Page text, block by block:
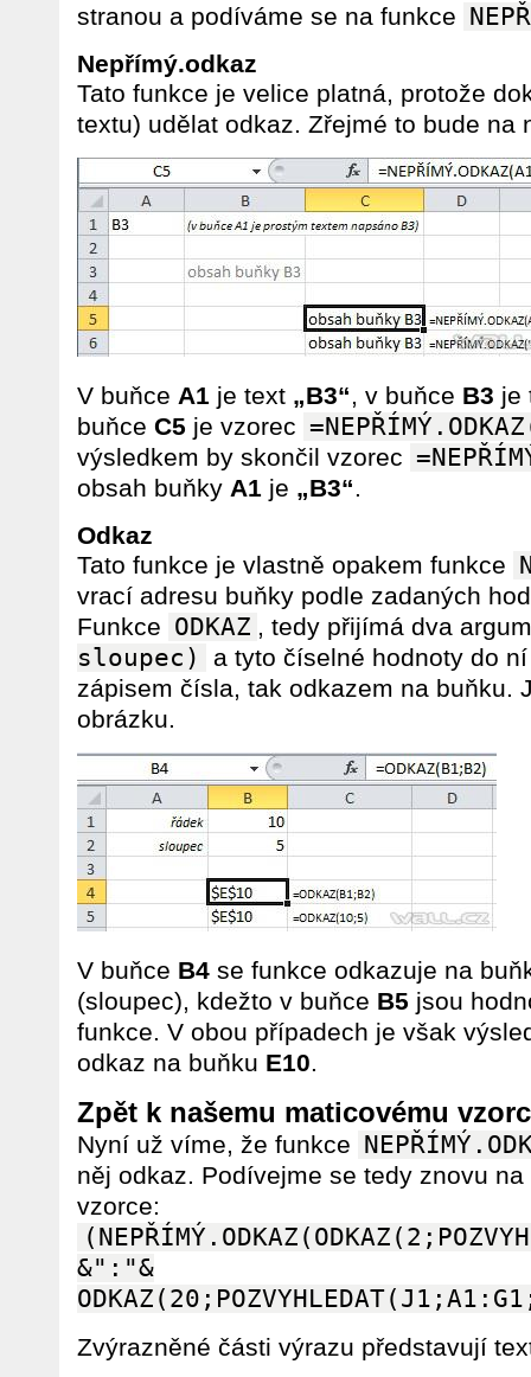
stranou a podíváme se na funkce
Nepřímý.odkaz
Tato funkce je velice platná, protože
textu) udělat odkaz. Zřejmé to bude na
V buňce A1 je text „B3“, v buňce B3 je
buňce C5 je vzorec
výsledkem by skončil vzorec
obsah buňky A1 je „B3“.
Odkaz
Tato funkce je vlastně opakem funkce
vrací adresu buňky podle zadaných
Funkce ODKAZ , tedy přijímá dva
sloupec)
a tyto číselné hodnoty do
zápisem čísla, tak odkazem na buňku.
obrázku.
V buňce B4 se funkce odkazuje na
(sloupec), kdežto v buňce B5 jsou
funkce. V obou případech je však
odkaz na buňku E10.
Zpět k našemu maticovému
Nyní už víme, že funkce
něj odkaz. Podívejme se tedy znovu
vzorce:
&":"&
Zvýrazněné části výrazu představují